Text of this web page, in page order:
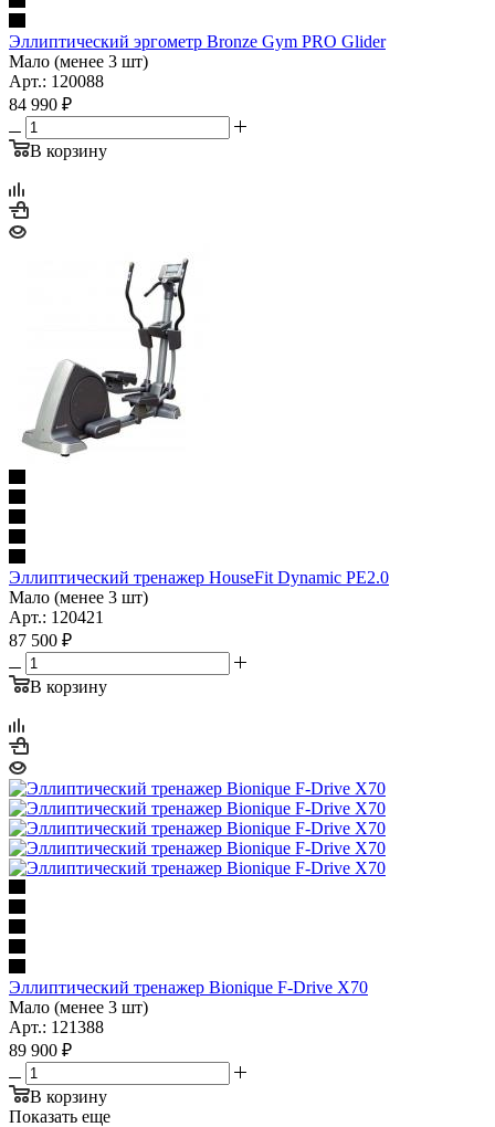
Эллиптический эргометр Bronze Gym PRO Glider
Мало (менее 3 шт)
Арт.: 120088
84 990 ₽
В корзину
Эллиптический тренажер HouseFit Dynamic PE2.0
Мало (менее 3 шт)
Арт.: 120421
87 500 ₽
В корзину
Эллиптический тренажер Bionique F-Drive X70
Мало (менее 3 шт)
Арт.: 121388
89 900 ₽
В корзину
Показать еще